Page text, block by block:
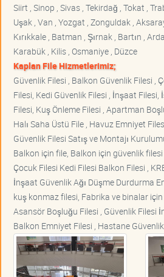
Siirt , Sinop , Sivas , Tekirdağ , Tokat ,
Uşak , Van , Yozgat , Zonguldak ,
Kırıkkale , Batman , Şırnak , Bartın ,
Karabük , Kilis , Osmaniye , Düzce
Kaplan File Hizmetlerimiz;
Güvenlik Filesi , Balkon Güvenlik Filesi ,
Filesi, Kedi Güvenlik Filesi , İnşaat Filesi,
Filesi, Kuş Önleme Filesi , Apartman
Halı Saha Üstü File , Havuz Emniyet
Güvenlik Filesi Satış ve Montajı
Balkon için file, Balkon için güvenlik
Çocuk Filesi Kedi Filesi Balkon Filesi ,
İnşaat Güvenlik Ağı Düşme Durdurma
kuş konmaz filesi, Fabrika ve binalar
Asansör Boşluğu Filesi , Güvenlik Filesi
Balkon Emniyet Filesi , Hastane